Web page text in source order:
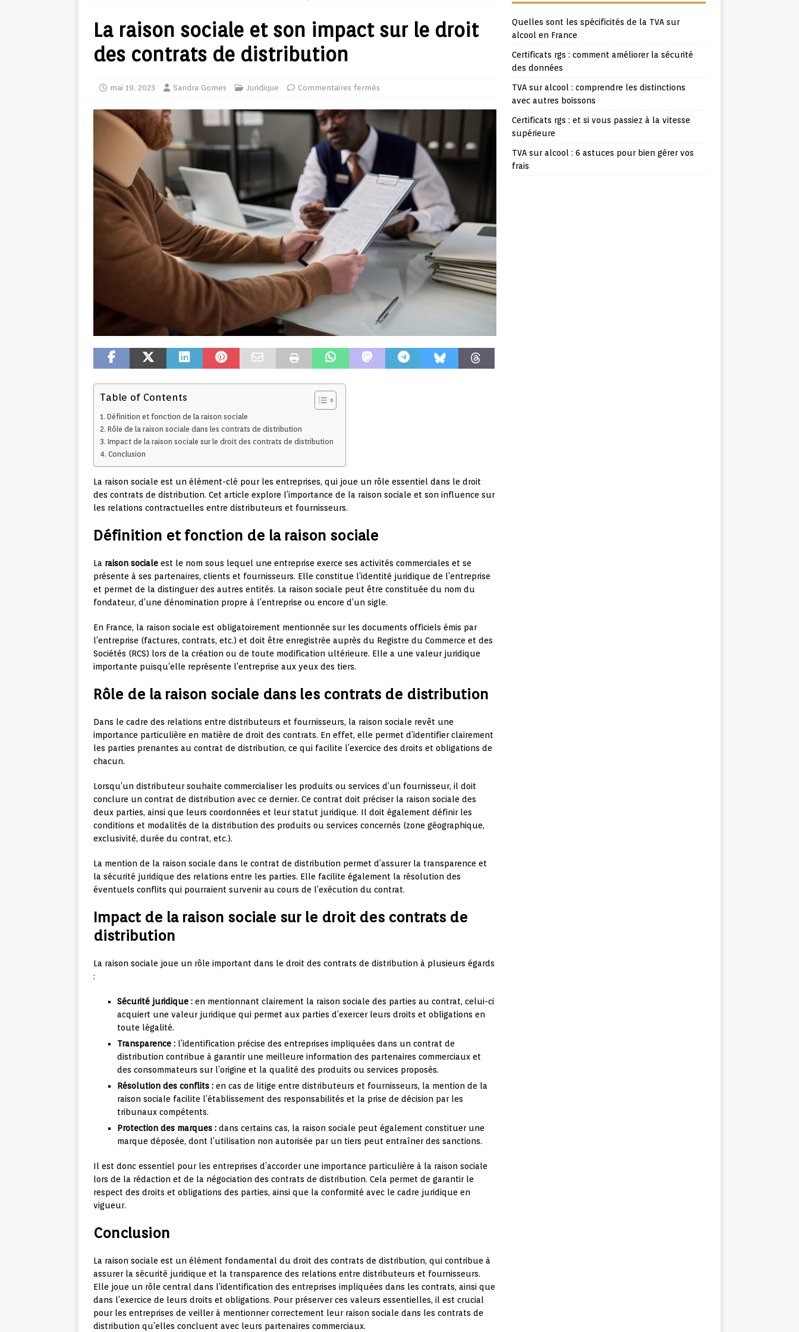
La raison sociale et son impact sur le droit
des contrats de distribution
mai 19, 2023 Sandra Gomes Juridique Commentaires fermés
Table of Contents
Définition et fonction de la raison sociale
Rôle de la raison sociale dans les contrats de distribution
Impact de la raison sociale sur le droit des contrats de distribution
Conclusion
La raison sociale est un élément-clé pour les entreprises, qui joue un rôle essentiel dans le droit
des contrats de distribution. Cet article explore l’importance de la raison sociale et son influence sur
les relations contractuelles entre distributeurs et fournisseurs.
Définition et fonction de la raison sociale
La raison sociale est le nom sous lequel une entreprise exerce ses activités commerciales et se
présente à ses partenaires, clients et fournisseurs. Elle constitue l’identité juridique de l’entreprise
et permet de la distinguer des autres entités. La raison sociale peut être constituée du nom du
fondateur, d’une dénomination propre à l’entreprise ou encore d’un sigle.
En France, la raison sociale est obligatoirement mentionnée sur les documents officiels émis par
l’entreprise (factures, contrats, etc.) et doit être enregistrée auprès du Registre du Commerce et des
Sociétés (RCS) lors de la création ou de toute modification ultérieure. Elle a une valeur juridique
importante puisqu’elle représente l’entreprise aux yeux des tiers.
Rôle de la raison sociale dans les contrats de distribution
Dans le cadre des relations entre distributeurs et fournisseurs, la raison sociale revêt une
importance particulière en matière de droit des contrats. En effet, elle permet d’identifier clairement
les parties prenantes au contrat de distribution, ce qui facilite l’exercice des droits et obligations de
chacun.
Lorsqu’un distributeur souhaite commercialiser les produits ou services d’un fournisseur, il doit
conclure un contrat de distribution avec ce dernier. Ce contrat doit préciser la raison sociale des
deux parties, ainsi que leurs coordonnées et leur statut juridique. Il doit également définir les
conditions et modalités de la distribution des produits ou services concernés (zone géographique,
exclusivité, durée du contrat, etc.).
La mention de la raison sociale dans le contrat de distribution permet d’assurer la transparence et
la sécurité juridique des relations entre les parties. Elle facilite également la résolution des
éventuels conflits qui pourraient survenir au cours de l’exécution du contrat.
Impact de la raison sociale sur le droit des contrats de
distribution
La raison sociale joue un rôle important dans le droit des contrats de distribution à plusieurs égards
:
Sécurité juridique : en mentionnant clairement la raison sociale des parties au contrat, celui-ci
acquiert une valeur juridique qui permet aux parties d’exercer leurs droits et obligations en
toute légalité.
Transparence : l’identification précise des entreprises impliquées dans un contrat de
distribution contribue à garantir une meilleure information des partenaires commerciaux et
des consommateurs sur l’origine et la qualité des produits ou services proposés.
Résolution des conflits : en cas de litige entre distributeurs et fournisseurs, la mention de la
raison sociale facilite l’établissement des responsabilités et la prise de décision par les
tribunaux compétents.
Protection des marques : dans certains cas, la raison sociale peut également constituer une
marque déposée, dont l’utilisation non autorisée par un tiers peut entraîner des sanctions.
Il est donc essentiel pour les entreprises d’accorder une importance particulière à la raison sociale
lors de la rédaction et de la négociation des contrats de distribution. Cela permet de garantir le
respect des droits et obligations des parties, ainsi que la conformité avec le cadre juridique en
vigueur.
Conclusion
La raison sociale est un élément fondamental du droit des contrats de distribution, qui contribue à
assurer la sécurité juridique et la transparence des relations entre distributeurs et fournisseurs.
Elle joue un rôle central dans l’identification des entreprises impliquées dans les contrats, ainsi que
dans l’exercice de leurs droits et obligations. Pour préserver ces valeurs essentielles, il est crucial
pour les entreprises de veiller à mentionner correctement leur raison sociale dans les contrats de
distribution qu’elles concluent avec leurs partenaires commerciaux.
Quelles sont les spécificités de la TVA sur
alcool en France
Certificats rgs : comment améliorer la sécurité
des données
TVA sur alcool : comprendre les distinctions
avec autres boissons
Certificats rgs : et si vous passiez à la vitesse
supérieure
TVA sur alcool : 6 astuces pour bien gérer vos
frais